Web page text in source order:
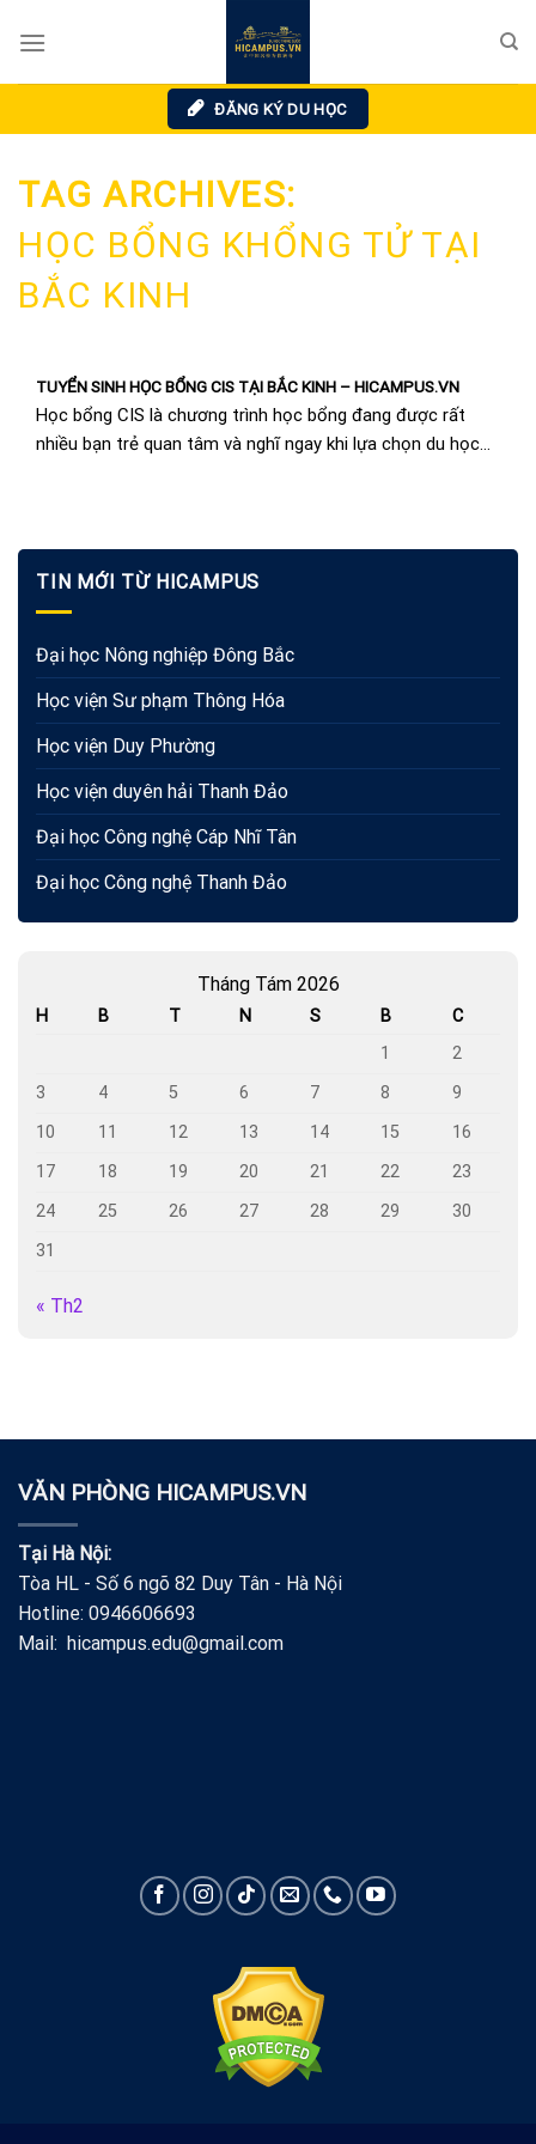
ĐĂNG KÝ DU HỌC
TAG ARCHIVES:
HỌC BỔNG KHỔNG TỬ TẠI
BẮC KINH
TUYỂN SINH HỌC BỔNG CIS TẠI BẮC KINH – HICAMPUS.VN
Học bổng CIS là chương trình học bổng đang được rất
nhiều bạn trẻ quan tâm và nghĩ ngay khi lựa chọn du học
TIN MỚI TỪ HICAMPUS
Đại học Nông nghiệp Đông Bắc
Học viện Sư phạm Thông Hóa
Học viện Duy Phường
Học viện duyên hải Thanh Đảo
Đại học Công nghệ Cáp Nhĩ Tân
Đại học Công nghệ Thanh Đảo
Tháng Tám 2026
H B T N S B
C
1
2
3
4 5 6 7 8
9
10
11 12 13 14 15
16
17
18 19 20 21 22
23
24
25 26 27 28 29
30
31
« Th2
VĂN PHÒNG HICAMPUS.VN
Tại Hà Nội:
Tòa HL - Số 6 ngõ 82 Duy Tân - Hà Nội
Hotline: 0946606693
Mail: hicampus.edu@gmail.com